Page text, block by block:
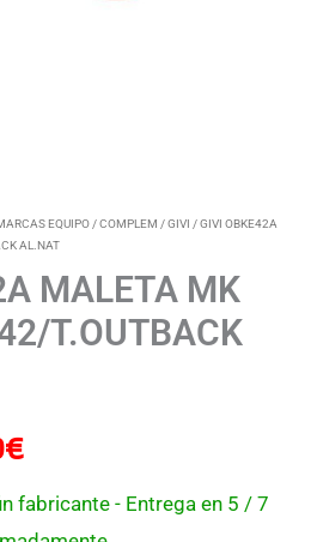
EQUIPO / COMPLEM /GIVI / GIVI OBKE42A
AL.NAT
MALETA MK
T.OUTBACK
€
fabricante - Entrega en 5 / 7